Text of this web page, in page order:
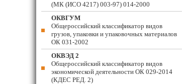
(МК (ИСО 4217) 003-97) 014-2000
ОКВГУМ
Общероссийский классификатор видов
грузов, упаковки и упаковочных материалов
ОК 031-2002
ОКВЭД 2
Общероссийский классификатор видов
экономической деятельности ОК 029-2014
(КДЕС РЕД. 2)